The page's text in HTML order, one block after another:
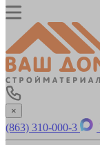
×
(863) 310-000-3